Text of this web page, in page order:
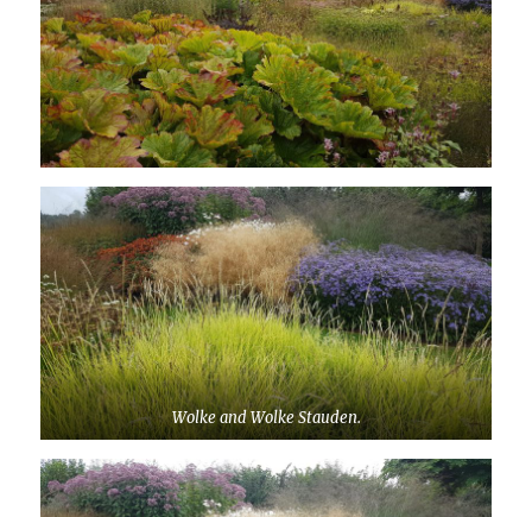
Wolke and Wolke Stauden.